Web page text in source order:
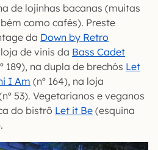
de lojinhas bacanas (muitas
como cafés). Preste
da Down by Retro
de vinis da Bass Cadet
189), na dupla de brechós Let
I Am (nº 164), na loja
53). Vegetarianos e veganos
do bistrô Let it Be (esquina